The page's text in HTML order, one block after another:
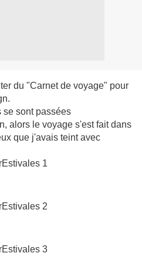
du "Carnet de voyage" pour
se sont passées
alors le voyage s'est fait dans
que j'avais teint avec
1
2
3